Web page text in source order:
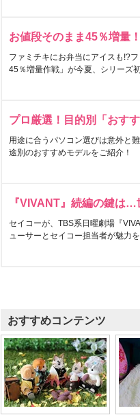
お値段そのまま45％増量
ファミチキにお弁当にアイスも!?
45％増量作戦」が今夏、シリーズ
プロ厳選！目的別「おす
用途に合うパソコン選びは意外と
途別のおすすめモデルをご紹介！
『VIVANT』続編の鍵は
セイコーが、TBS系日曜劇場『
ューサーとセイコー担当者が魅力を
おすすめコンテンツ